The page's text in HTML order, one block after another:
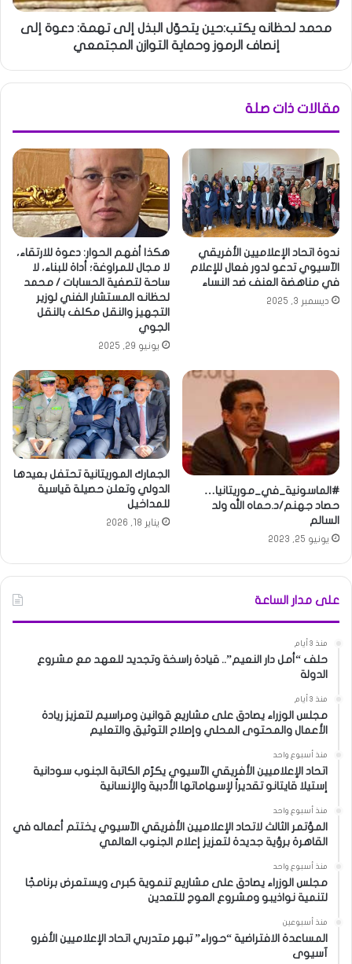
محمد لحظانه يكتب:حين يتحوّل البذل إلى تهمة: دعوة إلى
إنصاف الرموز وحماية التوازن المجتمعي
مقالات ذات صلة
ندوة اتحاد الإعلاميين الأفريقي
الآسيوي تدعو لدور فعال للإعلام
في مناهضة العنف ضد النساء
ديسمبر 3, 2025
هكذا أفهم الحوار: دعوة للارتقاء،
لا مجال للمراوغة؛ أداة للبناء، لا
ساحة لتصفية الحسابات / محمد
لحظانه المستشار الفني لوزير
التجهيز والنقل مكلف بالنقل
الجوي
يونيو 29, 2025
#الماسونية_في_موريتانيا…
حصاد جهنم/د.حماه الله ولد
السالم
يونيو 25, 2023
الجمارك الموريتانية تحتفل بعيدها
الدولي وتعلن حصيلة قياسية
للمداخيل
يناير 18, 2026
على مدار الساعة
منذ 3 أيام
حلف “أمل دار النعيم”.. قيادة راسخة وتجديد للعهد مع مشروع
الدولة
منذ 3 أيام
مجلس الوزراء يصادق على مشاريع قوانين ومراسيم لتعزيز ريادة
الأعمال والمحتوى المحلي وإصلاح التوثيق والتعليم
منذ أسبوع واحد
اتحاد الإعلاميين الأفريقي الآسيوي يكرّم الكاتبة الجنوب سودانية
إستيلا قايتانو تقديراً لإسهاماتها الأدبية والإنسانية
منذ أسبوع واحد
المؤتمر الثالث لاتحاد الإعلاميين الأفريقي الآسيوي يختتم أعماله في
القاهرة برؤية جديدة لتعزيز إعلام الجنوب العالمي
منذ أسبوع واحد
مجلس الوزراء يصادق على مشاريع تنموية كبرى ويستعرض برنامجًا
لتنمية نواذيبو ومشروع العوج للتعدين
منذ أسبوعين
المساعدة الافتراضية “حوراء” تبهر متدربي اتحاد الإعلاميين الأفرو
آسيوى